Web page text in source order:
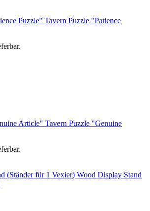
Tavern Puzzle "Patience
Tavern Puzzle "Genuine
Wood Display Stand